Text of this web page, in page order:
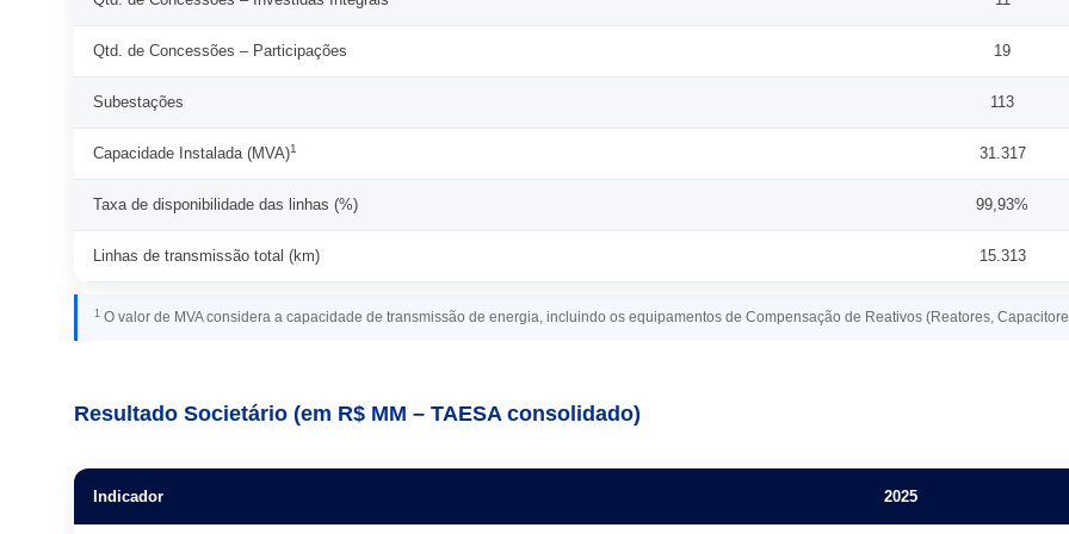
Qtd. de Concessões – Participações 19
Subestações 113
Capacidade Instalada (MVA)1 31.317
Taxa de disponibilidade das linhas (%) 99,93%
Linhas de transmissão total (km) 15.313
1 O valor de MVA considera a capacidade de transmissão de energia, incluindo os equipamentos de Compensação de Reativos (Reatores,
Resultado Societário (em R$ MM – TAESA consolidado)
Indicador 2025